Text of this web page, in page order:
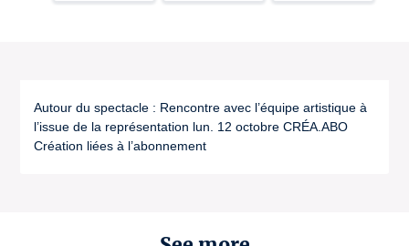
Autour du spectacle : Rencontre avec l’équipe artistique à
l’issue de la représentation lun. 12 octobre CRÉA.ABO
Création liées à l’abonnement